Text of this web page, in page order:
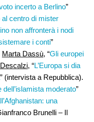
incerto a Berlino”
al centro di mister
non affronterà i nodi
i conti”
Marta Dassù, “Gli europei
, “L’Europa si dia
” (intervista a Repubblica).
dell’islamista moderato”
una
Brunelli – Il